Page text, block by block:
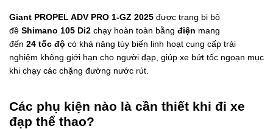
Giant PROPEL ADV PRO 1-GZ 2025 được trang bị bộ
đề Shimano 105 Di2 chạy hoàn toàn bằng điện mang
đến 24 tốc độ có khả năng tùy biến linh hoạt cung cấp trải
nghiệm không giới hạn cho người đạp, giúp xe bứt tốc ngoạn mục
khi chạy các chặng đường nước rút.
Các phụ kiện nào là cần thiết khi đi xe
đạp thể thao?